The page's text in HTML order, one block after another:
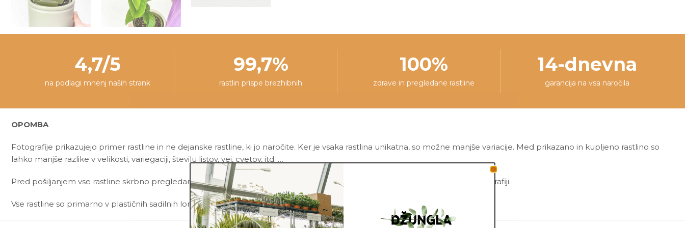
4,7/5
na podlagi mnenj naših strank
99,7%
rastlin prispe brezhibnih
100%
zdrave in pregledane rastline
14-dnevna
garancija na vsa naročila
OPOMBA
Fotografije prikazujejo primer rastline in ne dejanske rastline, ki jo naročite. Ker je vsaka rastlina unikatna, so možne manjše variacije. Med prikazano in kupljeno rastlino so
lahko manjše razlike v velikosti, variegaciji, številu listov, vej, cvetov, itd. …
Pred pošiljanjem vse rastline skrbno pregledamo in zagotovimo, da gredo na pot zdrave in čim bolj podobne izdelku na fotografiji.
Vse rastline so primarno v plastičnih sadilnih lončkih. Okrasni lonec ni vključen v ceno.